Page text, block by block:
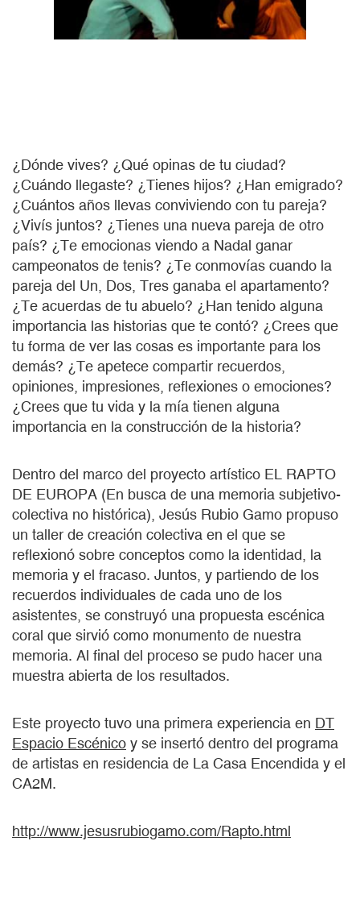
¿Dónde vives? ¿Qué opinas de tu ciudad?
¿Cuándo llegaste? ¿Tienes hijos? ¿Han emigrado?
¿Cuántos años llevas conviviendo con tu pareja?
¿Vivís juntos? ¿Tienes una nueva pareja de otro
país? ¿Te emocionas viendo a Nadal ganar
campeonatos de tenis? ¿Te conmovías cuando la
pareja del Un, Dos, Tres ganaba el apartamento?
¿Te acuerdas de tu abuelo? ¿Han tenido alguna
importancia las historias que te contó? ¿Crees que
tu forma de ver las cosas es importante para los
demás? ¿Te apetece compartir recuerdos,
opiniones, impresiones, reflexiones o emociones?
¿Crees que tu vida y la mía tienen alguna
importancia en la construcción de la historia?
Dentro del marco del proyecto artístico EL RAPTO
DE EUROPA (En busca de una memoria subjetivo-
colectiva no histórica), Jesús Rubio Gamo propuso
un taller de creación colectiva en el que se
reflexionó sobre conceptos como la identidad, la
memoria y el fracaso. Juntos, y partiendo de los
recuerdos individuales de cada uno de los
asistentes, se construyó una propuesta escénica
coral que sirvió como monumento de nuestra
memoria. Al final del proceso se pudo hacer una
muestra abierta de los resultados.
Este proyecto tuvo una primera experiencia en DT
Espacio Escénico y se insertó dentro del programa
de artistas en residencia de La Casa Encendida y el
CA2M.
http://www.jesusrubiogamo.com/Rapto.html